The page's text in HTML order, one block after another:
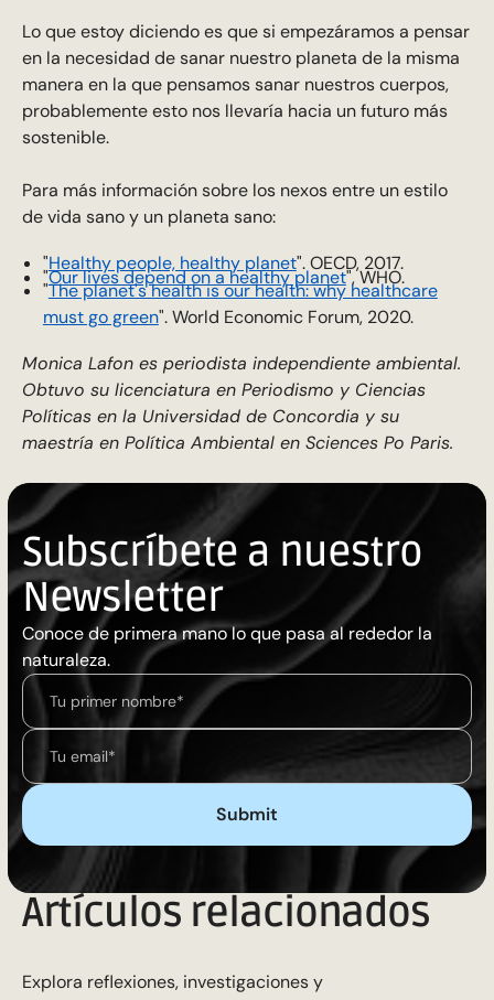
Lo que estoy diciendo es que si empezáramos a pensar
en la necesidad de sanar nuestro planeta de la misma
manera en la que pensamos sanar nuestros cuerpos,
probablemente esto nos llevaría hacia un futuro más
sostenible.
Para más información sobre los nexos entre un estilo
de vida sano y un planeta sano:
"Healthy people, healthy planet". OECD, 2017.
"Our lives depend on a healthy planet", WHO.
"The planet's health is our health: why healthcare
must go green". World Economic Forum, 2020.
Monica Lafon es periodista independiente ambiental.
Obtuvo su licenciatura en Periodismo y Ciencias
Políticas en la Universidad de Concordia y su
maestría en Política Ambiental en Sciences Po Paris.
Subscríbete a nuestro
Newsletter
Conoce de primera mano lo que pasa al rededor la
naturaleza.
Artículos relacionados
Explora reflexiones, investigaciones y